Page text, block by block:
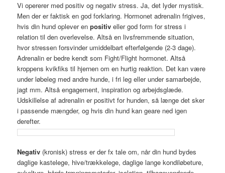
Vi opererer med positiv og negativ stress. Ja, det lyder mystisk.
Men der er faktisk en god forklaring. Hormonet adrenalin frigives,
hvis din hund oplever enpositiv eller god form for stress i
relation til den overlevelse. Altså en livsfremmende situation,
hvor stressen forsvinder umiddelbart efterfølgende (2-3 dage).
Adrenalin er bedre kendt som Fight/Flight hormonet. Altså
kroppens kvikfiks til hjernen om en hurtig reaktion. Det kan være
under løbeleg med andre hunde, i fri leg eller under samarbejde,
jagt mm. Altså engagement, inspiration og arbejdsglæde.
Udskillelse af adrenalin er positivt for hunden, så længe det sker
i passende mængder, og hvis din hund kan geare ned igen
derefter.
Negativ (kronisk) stress er der fx tale om, når din hund bydes
daglige kastelege, hive/trækkelege, daglige lange kondiløbeture,